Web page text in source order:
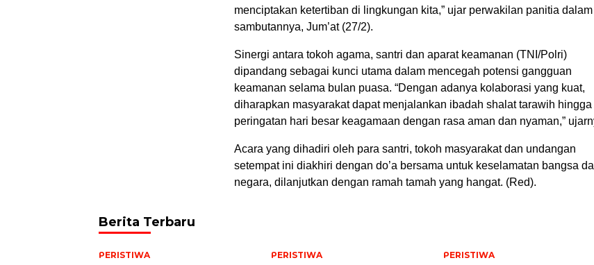
menciptakan ketertiban di lingkungan kita,” ujar perwakilan panitia dalam
sambutannya, Jum’at (27/2).
Sinergi antara tokoh agama, santri dan aparat keamanan (TNI/Polri)
dipandang sebagai kunci utama dalam mencegah potensi gangguan
keamanan selama bulan puasa. “Dengan adanya kolaborasi yang kuat,
diharapkan masyarakat dapat menjalankan ibadah shalat tarawih hingga
peringatan hari besar keagamaan dengan rasa aman dan nyaman,”
Acara yang dihadiri oleh para santri, tokoh masyarakat dan undangan
setempat ini diakhiri dengan do’a bersama untuk keselamatan bangsa
negara, dilanjutkan dengan ramah tamah yang hangat. (Red).
Berita Terbaru
PERISTIWA PERISTIWA PERISTIWA